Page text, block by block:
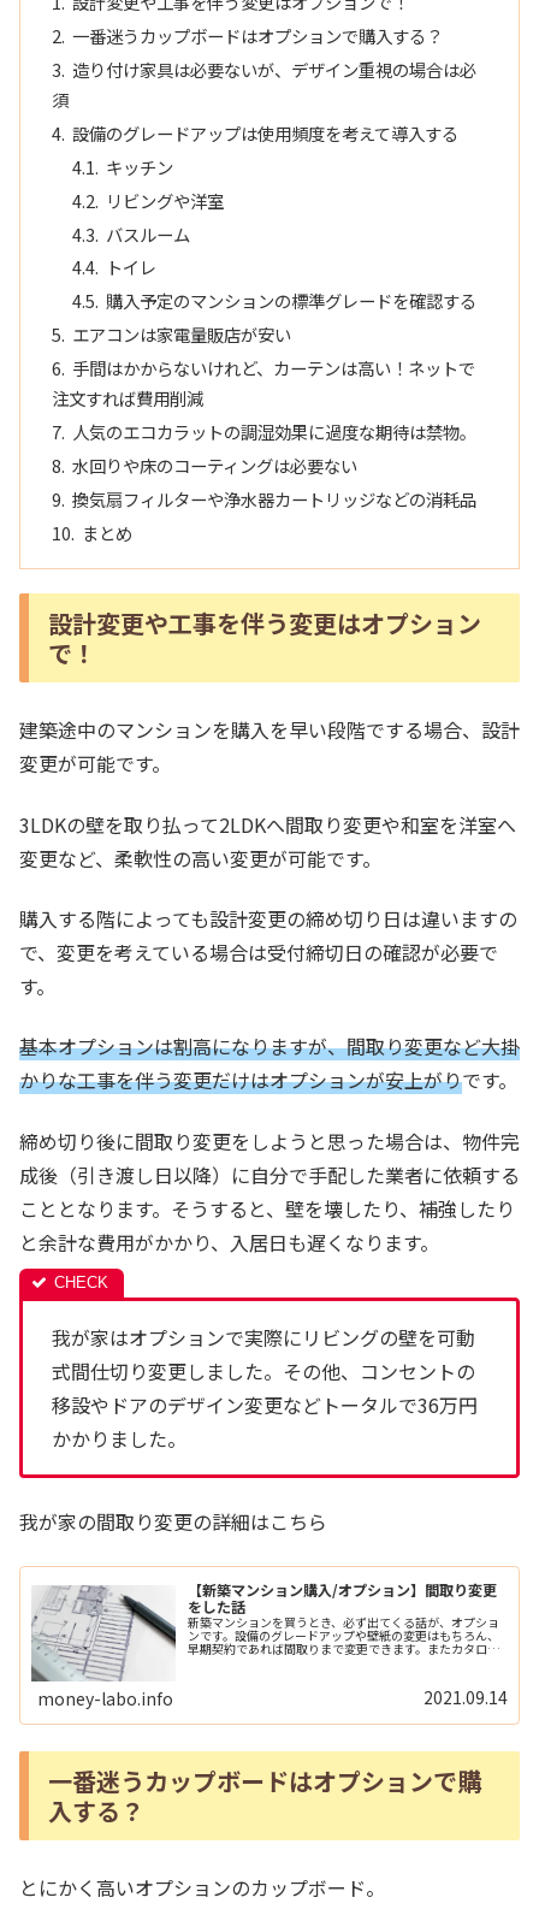
一番迷うカップボードはオプションで購入する？
造り付け家具は必要ないが、デザイン重視の場合は必
須
設備のグレードアップは使用頻度を考えて導入する
キッチン
リビングや洋室
バスルーム
トイレ
購入予定のマンションの標準グレードを確認する
エアコンは家電量販店が安い
手間はかからないけれど、カーテンは高い！ネットで
注文すれば費用削減
人気のエコカラットの調湿効果に過度な期待は禁物。
水回りや床のコーティングは必要ない
換気扇フィルターや浄水器カートリッジなどの消耗品
まとめ
設計変更や工事を伴う変更はオプション
で！
建築途中のマンションを購入を早い段階でする場合、設計
変更が可能です。
3LDKの壁を取り払って2LDKへ間取り変更や和室を洋室へ
変更など、柔軟性の高い変更が可能です。
購入する階によっても設計変更の締め切り日は違いますの
で、変更を考えている場合は受付締切日の確認が必要で
す。
基本オプションは割高になりますが、間取り変更など大掛
かりな工事を伴う変更だけはオプションが安上がりです。
締め切り後に間取り変更をしようと思った場合は、物件完
成後（引き渡し日以降）に自分で手配した業者に依頼する
こととなります。そうすると、壁を壊したり、補強したり
と余計な費用がかかり、入居日も遅くなります。
我が家はオプションで実際にリビングの壁を可動
式間仕切り変更しました。その他、コンセントの
移設やドアのデザイン変更などトータルで36万円
かかりました。
我が家の間取り変更の詳細はこちら
【新築マンション購入/オプション】間取り変更
をした話
新築マンションを買うとき、必ず出てくる話が、オプショ
ンです。設備のグレードアップや壁紙の変更はもちろん、
早期契約であれば間取りまで変更できます。またカタログ
money-labo.info 2021.09.14
一番迷うカップボードはオプションで購
入する？
とにかく高いオプションのカップボード。